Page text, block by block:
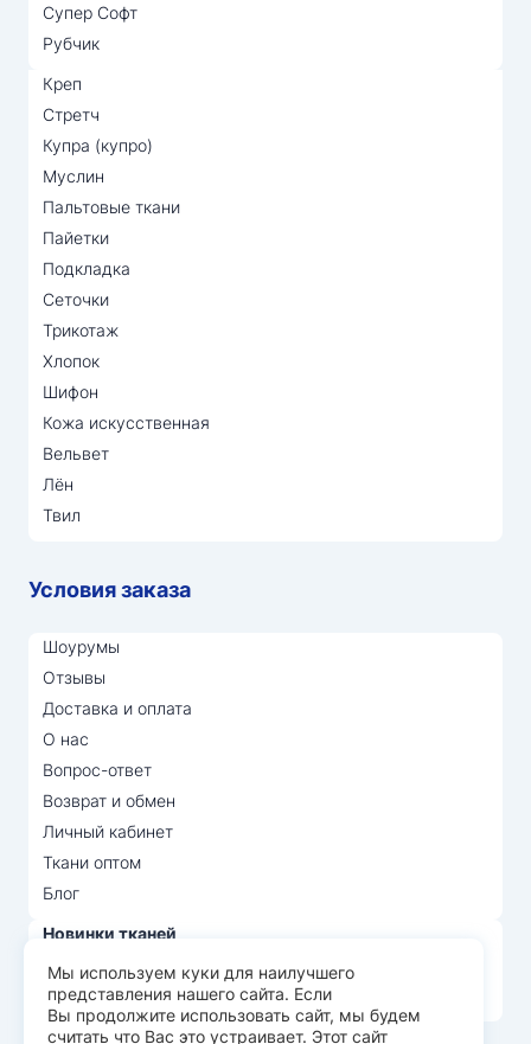
Супер Софт
Рубчик
Креп
Стретч
Купра (купро)
Муслин
Пальтовые ткани
Пайетки
Подкладка
Сеточки
Трикотаж
Хлопок
Шифон
Кожа искусственная
Вельвет
Лён
Твил
Условия заказа
Шоурумы
Отзывы
Доставка и оплата
О нас
Вопрос-ответ
Возврат и обмен
Личный кабинет
Ткани оптом
Блог
Новинки тканей
Распродажа тканей
Лидеры продаж
Мы используем куки для наилучшего
представления нашего сайта. Если
Вы продолжите использовать сайт, мы будем
считать что Вас это устраивает. Этот сайт